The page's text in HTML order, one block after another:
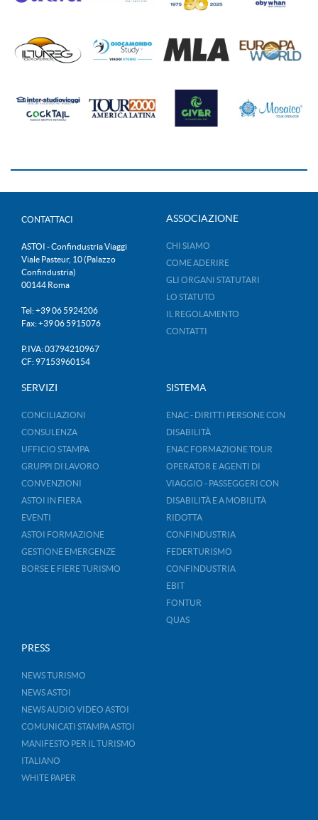
CONTATTACI
ASTOI - Confindustria Viaggi
Viale Pasteur, 10 (Palazzo
Confindustria)
00144 Roma
Tel: +39 06 5924206
Fax: +39 06 5915076
P.IVA: 03794210967
CF: 97153960154
ASSOCIAZIONE
CHI SIAMO
COME ADERIRE
GLI ORGANI STATUTARI
LO STATUTO
IL REGOLAMENTO
CONTATTI
SERVIZI
CONCILIAZIONI
CONSULENZA
UFFICIO STAMPA
GRUPPI DI LAVORO
CONVENZIONI
ASTOI IN FIERA
EVENTI
ASTOI FORMAZIONE
GESTIONE EMERGENZE
BORSE E FIERE TURISMO
SISTEMA
ENAC - DIRITTI PERSONE CON
DISABILITÀ
ENAC FORMAZIONE TOUR
OPERATOR E AGENTI DI
VIAGGIO - PASSEGGERI CON
DISABILITÀ E A MOBILITÀ
RIDOTTA
CONFINDUSTRIA
FEDERTURISMO
CONFINDUSTRIA
EBIT
FONTUR
QUAS
PRESS
NEWS TURISMO
NEWS ASTOI
NEWS AUDIO VIDEO ASTOI
COMUNICATI STAMPA ASTOI
MANIFESTO PER IL TURISMO
ITALIANO
WHITE PAPER